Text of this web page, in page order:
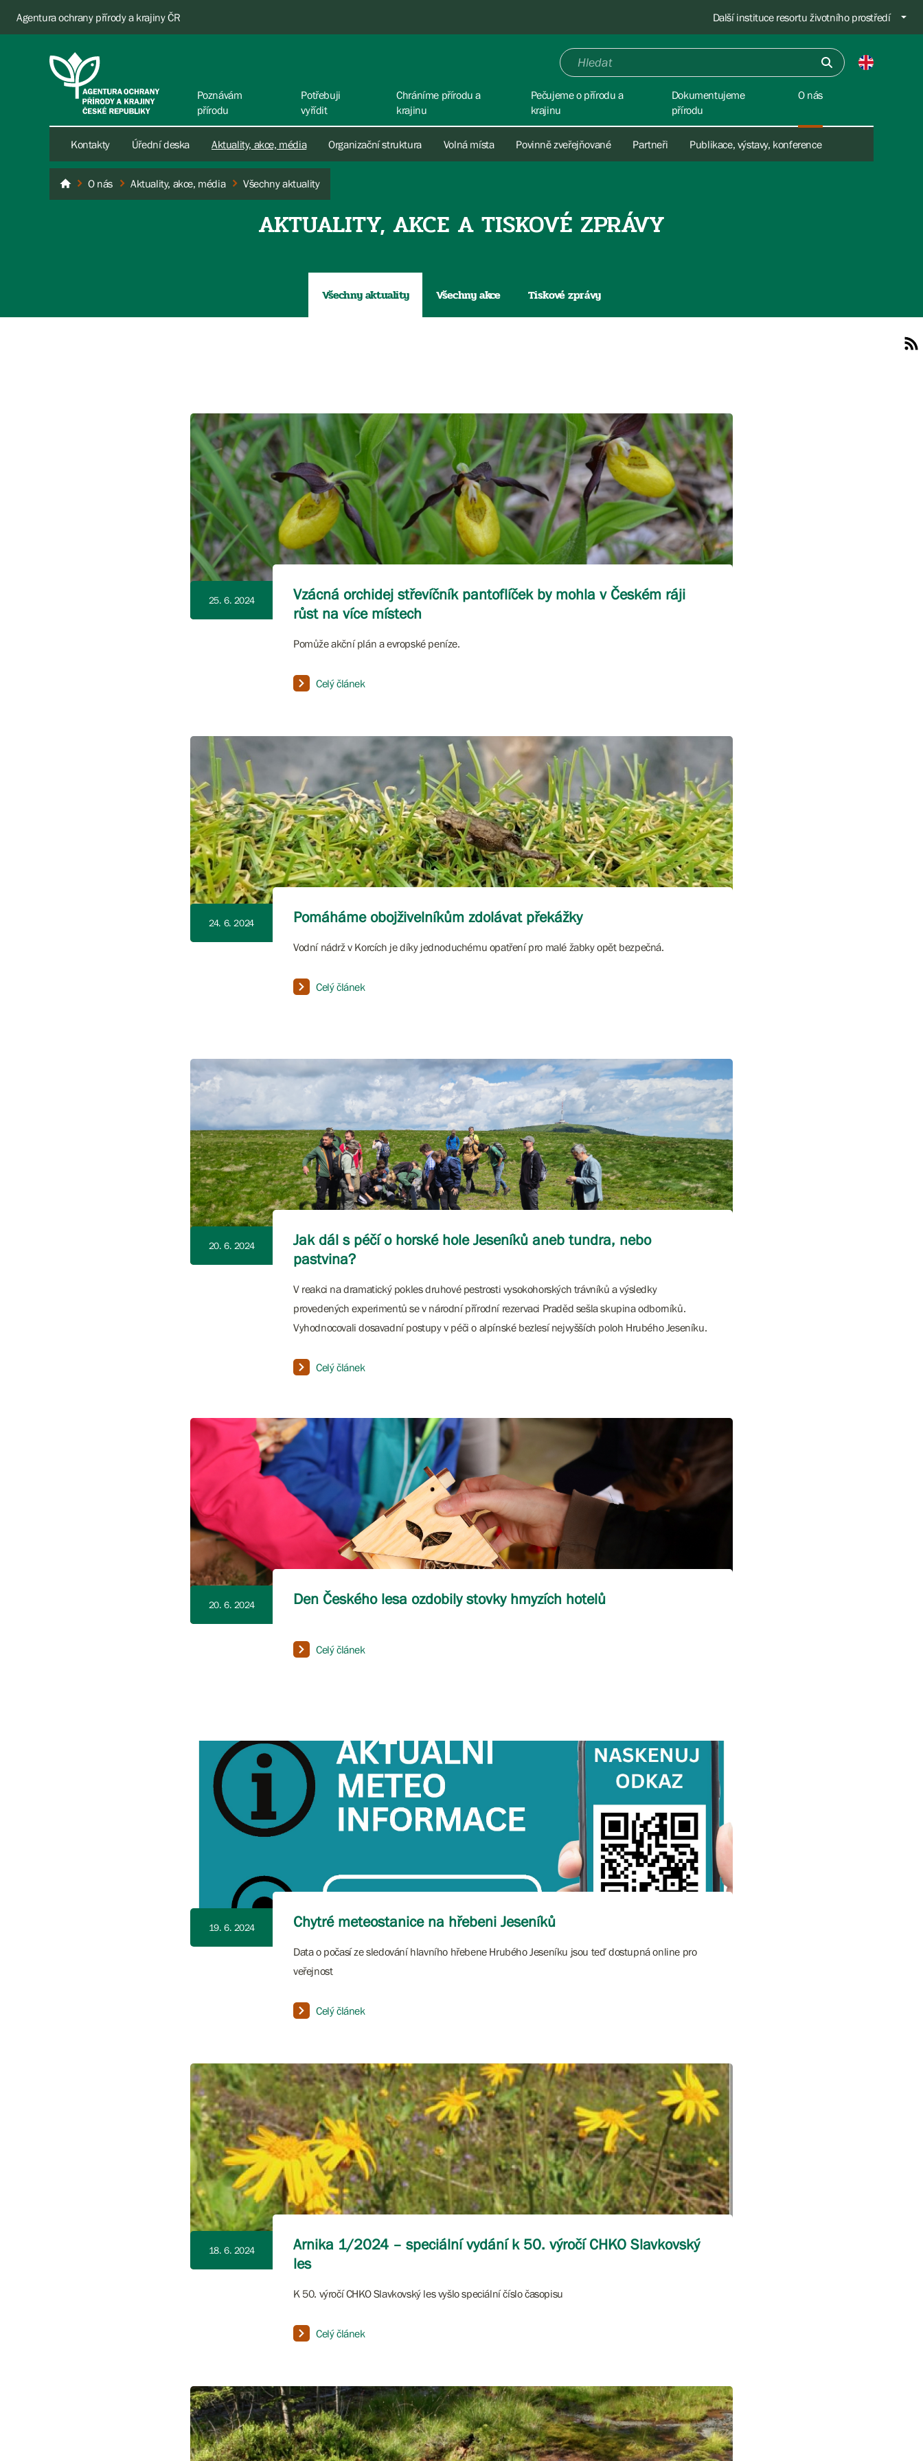
Agentura ochrany přírody a krajiny ČR Další instituce resortu životního prostředí
Poznávám
přírodu
Potřebuji
vyřídit
Chráníme přírodu a
krajinu
Pečujeme o přírodu a
krajinu
Dokumentujeme
přírodu
O nás
Kontakty Úřední deska Aktuality, akce, média Organizační struktura Volná místa Povinně zveřejňované Partneři Publikace, výstavy, konference
AOPK ČR
O nás Aktuality, akce, média Všechny aktuality
AKTUALITY, AKCE A TISKOVÉ ZPRÁVY
Všechny aktuality Všechny akce Tiskové zprávy
25. 6. 2024
Vzácná orchidej střevíčník pantoflíček by mohla v Českém ráji
růst na více místech
Pomůže akční plán a evropské peníze.
Celý článek
24. 6. 2024 Pomáháme obojživelníkům zdolávat překážky
Vodní nádrž v Korcích je díky jednoduchému opatření pro malé žabky opět bezpečná.
Celý článek
20. 6. 2024
Jak dál s péčí o horské hole Jeseníků aneb tundra, nebo
pastvina?
V reakci na dramatický pokles druhové pestrosti vysokohorských trávníků a výsledky
provedených experimentů se v národní přírodní rezervaci Praděd sešla skupina odborníků.
Vyhodnocovali dosavadní postupy v péči o alpínské bezlesí nejvyšších poloh Hrubého Jeseníku.
Celý článek
20. 6. 2024 Den Českého lesa ozdobily stovky hmyzích hotelů
Celý článek
19. 6. 2024 Chytré meteostanice na hřebeni Jeseníků
Data o počasí ze sledování hlavního hřebene Hrubého Jeseníku jsou teď dostupná online pro
veřejnost
Celý článek
18. 6. 2024
Arnika 1/2024 – speciální vydání k 50. výročí CHKO Slavkovský
les
K 50. výročí CHKO Slavkovský les vyšlo speciální číslo časopisu
Celý článek